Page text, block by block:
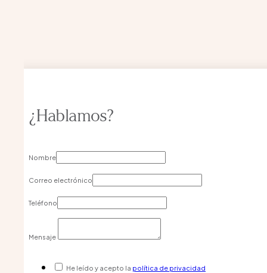
¿Hablamos?
Nombre
Correo electrónico
Teléfono
Mensaje
He leído y acepto la política de privacidad